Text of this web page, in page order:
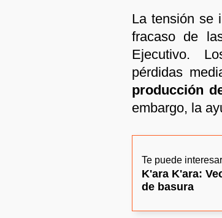
La tensión se
fracaso de
Ejecutivo.
pérdidas
producción
embargo, la
Te puede
K'ara K'ara:
de basura